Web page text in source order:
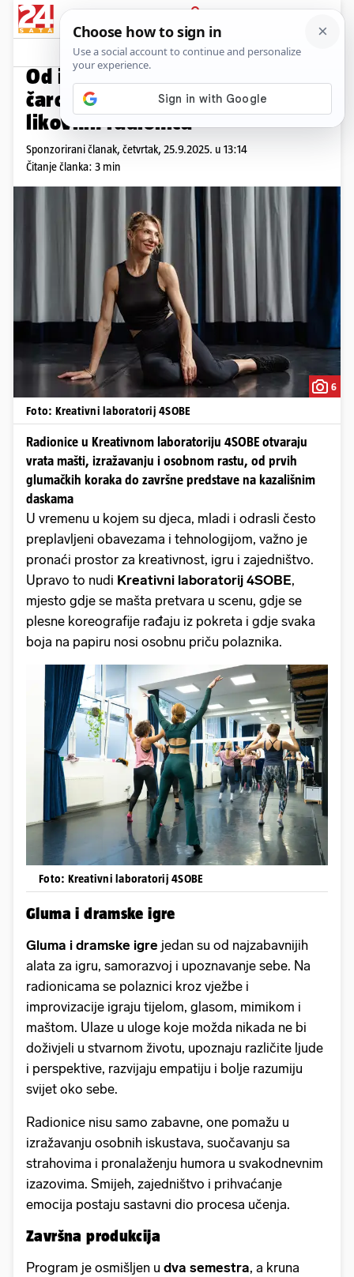
PRIJAVA
Promo sadržaj
Od igre do pozornice: otkrijte
čaroliju dramskih, plesnih i
likovnih radionica
Sponzorirani članak, četvrtak, 25.9.2025. u 13:14
Čitanje članka: 3 min
6
Foto: Kreativni laboratorij 4SOBE
Radionice u Kreativnom laboratoriju 4SOBE otvaraju
vrata mašti, izražavanju i osobnom rastu, od prvih
glumačkih koraka do završne predstave na kazališnim
daskama
U vremenu u kojem su djeca, mladi i odrasli često
preplavljeni obavezama i tehnologijom, važno je
pronaći prostor za kreativnost, igru i zajedništvo.
Upravo to nudi Kreativni laboratorij 4SOBE,
mjesto gdje se mašta pretvara u scenu, gdje se
plesne koreografije rađaju iz pokreta i gdje svaka
boja na papiru nosi osobnu priču polaznika.
Foto: Kreativni laboratorij 4SOBE
Gluma i dramske igre
Gluma i dramske igre jedan su od najzabavnijih
alata za igru, samorazvoj i upoznavanje sebe. Na
radionicama se polaznici kroz vježbe i
improvizacije igraju tijelom, glasom, mimikom i
maštom. Ulaze u uloge koje možda nikada ne bi
doživjeli u stvarnom životu, upoznaju različite ljude
i perspektive, razvijaju empatiju i bolje razumiju
svijet oko sebe.
Radionice nisu samo zabavne, one pomažu u
izražavanju osobnih iskustava, suočavanju sa
strahovima i pronalaženju humora u svakodnevnim
izazovima. Smijeh, zajedništvo i prihvaćanje
emocija postaju sastavni dio procesa učenja.
Završna produkcija
Program je osmišljen u dva semestra, a kruna